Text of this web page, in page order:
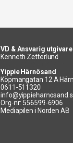
VD & Ansvarig
Kenneth Zetterlund
Yippie Härnösand
Köpmangatan 12 A
0611-511320
Org-nr: 556599-6906
Mediapilen i Norden AB